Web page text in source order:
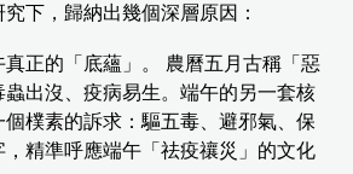
下，歸納出幾個深層原因：
正的「底蘊」。 農曆五月古稱「惡
蟲出沒、疫病易生。端午的另一套核
樸素的訴求：驅五毒、避邪氣、保
，精準呼應端午「祛疫禳災」的文化